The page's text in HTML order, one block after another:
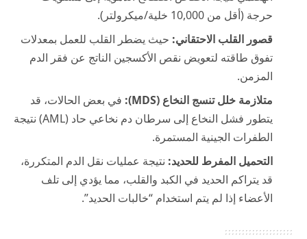
حرجة (أقل من 10,000 خلية/ميكرولتر).
قصور القلب الاحتقاني: حيث يضطر القلب للعمل بمعدلات
تفوق طاقته لتعويض نقص الأكسجين الناتج عن فقر الدم
المزمن.
متلازمة خلل تنسج النخاع (MDS):
في بعض الحالات، قد
يتطور فشل النخاع إلى سرطان دم نخاعي حاد (AML) نتيجة
الطفرات الجينية المستمرة.
التحميل المفرط للحديد: نتيجة عمليات نقل الدم المتكررة،
قد يتراكم الحديد في الكبد والقلب، مما يؤدي إلى تلف
الأعضاء إذا لم يتم استخدام “خالبات الحديد”.